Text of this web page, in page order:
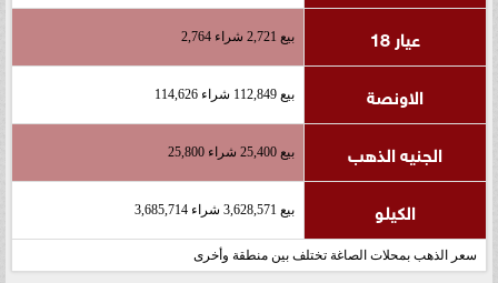
عيار 18 بيع 2,721 شراء 2,764
الاونصة بيع 112,849 شراء 114,626
الجنيه الذهب بيع 25,400 شراء 25,800
الكيلو بيع 3,628,571 شراء 3,685,714
سعر الذهب بمحلات الصاغة تختلف بين منطقة وأخرى